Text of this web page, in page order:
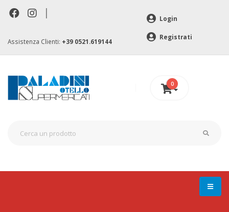
|
Assistenza Clienti: +39 0521.619144
Login
Registrati
0